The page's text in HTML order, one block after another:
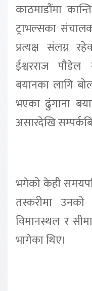
काठमाडौंमा
ट्राभल्सका
प्रत्यक्ष संलग्न
ईश्वरराज
बयानका लागि
भएका ढुंगाना
असारदेखि
भगेको केही
तस्करीमा उनको
विमानस्थल र
भागेका थिए।